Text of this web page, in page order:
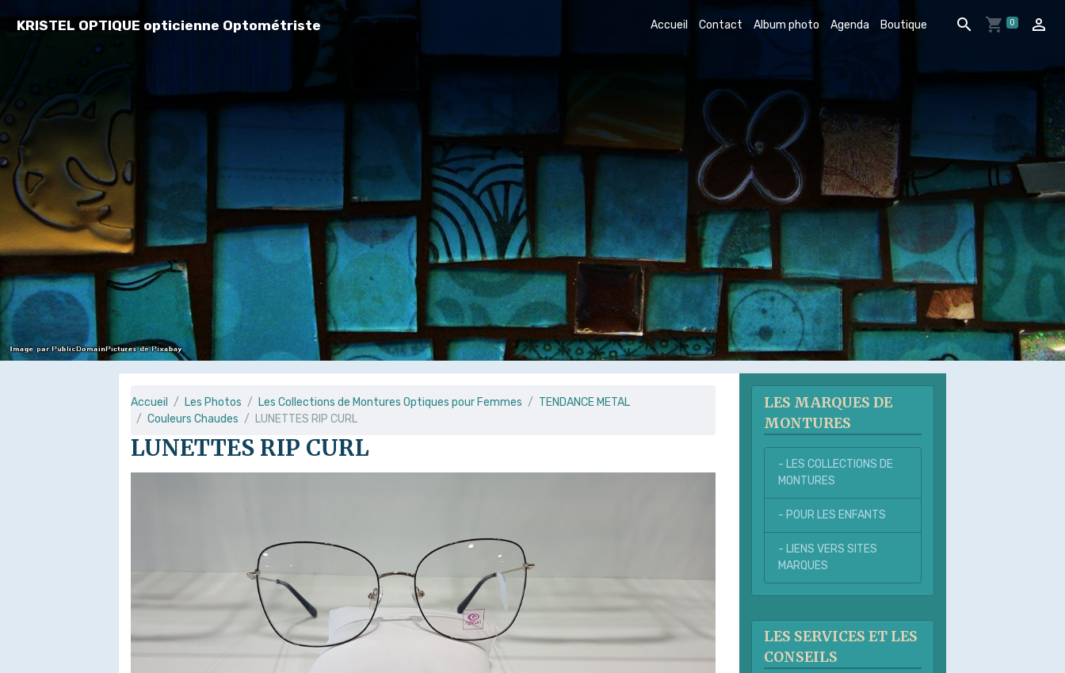
KRISTEL OPTIQUE opticienne Optométriste Accueil Contact Album photo Agenda Boutique 0
Accueil Les Photos Les Collections de Montures Optiques pour Femmes
TENDANCE METAL
Couleurs Chaudes
LUNETTES RIP CURL
LUNETTES RIP CURL
LES MARQUES DE
MONTURES
- LES COLLECTIONS DE
MONTURES
- POUR LES ENFANTS
- LIENS VERS SITES
MARQUES
LES SERVICES ET LES
CONSEILS